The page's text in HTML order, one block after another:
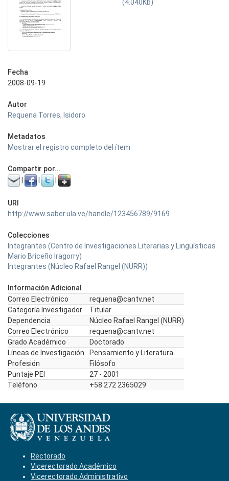
(4.040Kb)
Fecha
2008-09-19
Autor
Requena Torres, Isidoro
Metadatos
Mostrar el registro completo del ítem
Compartir por...
URI
http://www.saber.ula.ve/handle/123456789/9169
Colecciones
Integrantes (Centro de Investigaciones Literarias y Lingüísticas
Mario Briceño Iragorry)
Integrantes (Núcleo Rafael Rangel (NURR))
Información Adicional
Correo Electrónico
requena@cantv.net
Categoría Investigador
Titular
Dependencia
Núcleo Rafael Rangel (NURR)
Correo Electrónico
requena@cantv.net
Grado Académico
Doctorado
Líneas de Investigación
Pensamiento y Literatura.
Profesión
Filósofo
Puntaje PEI
27 - 2001
Teléfono
+58 272 2365029
Rectorado
Vicerectorado Académico
Vicerectorado Administrativo